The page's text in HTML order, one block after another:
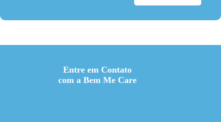
Entre em Contato
com a Bem Me Care